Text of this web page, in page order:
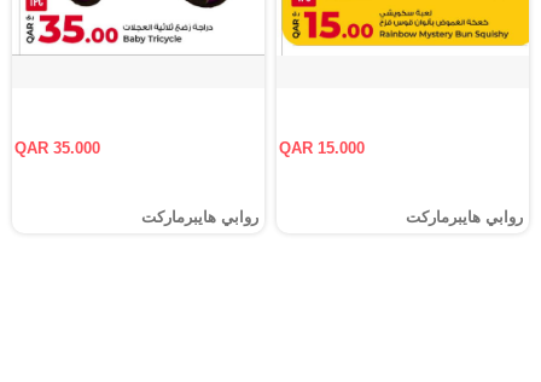
QAR 15.000
روابي هايبرماركت
QAR 35.000
روابي هايبرماركت